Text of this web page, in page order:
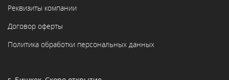
Реквизиты компании
Договор оферты
Политика обработки персональных данных